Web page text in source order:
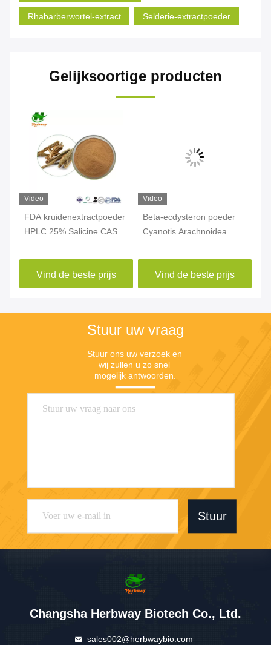
Rhabarberwortel-extract Selderie-extractpoeder
Gelijksoortige producten
Video
FDA kruidenextractpoeder
HPLC 25% Salicine CAS
Extract Salix Alba L
Vind de beste prijs
Video
Beta-ecdysteron poeder
Cyanotis Arachnoidea
ecdyson CAS 5289-74-7
Vind de beste prijs
Stuur uw vraag
Stuur ons uw verzoek en
wij zullen u zo snel
mogelijk antwoorden.
Stuur
Changsha Herbway Biotech Co., Ltd.
sales002@herbwaybio.com